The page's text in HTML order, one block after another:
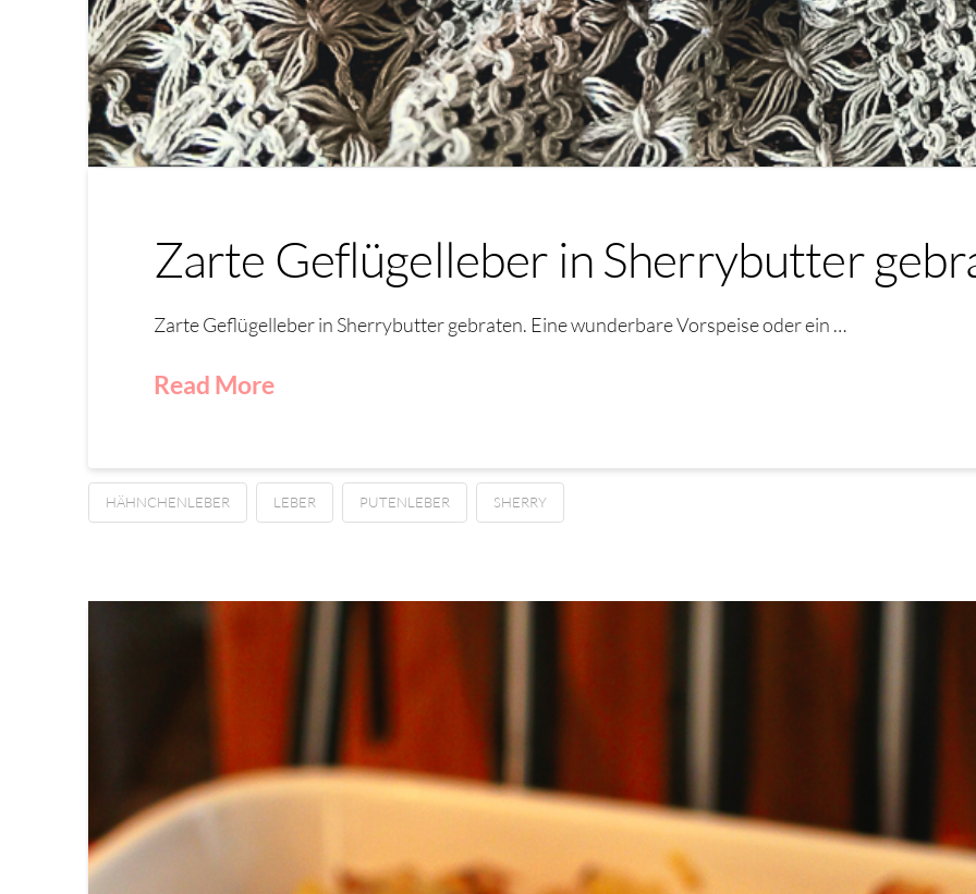
Zarte Geflügelleber in Sherrybutter
Zarte Geflügelleber in Sherrybutter gebraten. Eine wunderbare Vorspeise oder ein …
Read More
HÄHNCHENLEBER LEBER PUTENLEBER SHERRY